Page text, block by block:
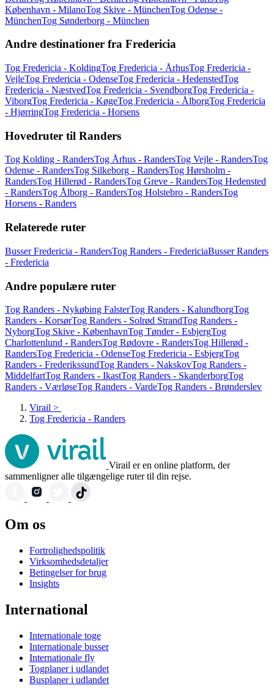
København - MilanoTog Skive - MünchenTog Odense -
MünchenTog Sønderborg - München
Andre destinationer fra Fredericia
Tog Fredericia - KoldingTog Fredericia - ÅrhusTog Fredericia -
VejleTog Fredericia - OdenseTog Fredericia - HedenstedTog
Fredericia - NæstvedTog Fredericia - SvendborgTog Fredericia -
ViborgTog Fredericia - KøgeTog Fredericia - ÅlborgTog Fredericia
- HjørringTog Fredericia - Horsens
Hovedruter til Randers
Tog Kolding - RandersTog Århus - RandersTog Vejle - RandersTog
Odense - RandersTog Silkeborg - RandersTog Hørsholm -
RandersTog Hillerød - RandersTog Greve - RandersTog Hedensted
- RandersTog Ålborg - RandersTog Holstebro - RandersTog
Horsens - Randers
Relaterede ruter
Busser Fredericia - RandersTog Randers - FredericiaBusser Randers
- Fredericia
Andre populære ruter
Tog Randers - Nykøbing FalsterTog Randers - KalundborgTog
Randers - KorsørTog Randers - Solrød StrandTog Randers -
NyborgTog Skive - KøbenhavnTog Tønder - EsbjergTog
Charlottenlund - RandersTog Rødovre - RandersTog Hillerød -
RandersTog Fredericia - OdenseTog Fredericia - EsbjergTog
Randers - FrederikssundTog Randers - NakskovTog Randers -
MiddelfartTog Randers - IkastTog Randers - SkanderborgTog
Randers - VærløseTog Randers - VardeTog Randers - Brønderslev
Virail >
Tog Fredericia - Randers
Virail er en online platform, der
sammenligner alle tilgængelige ruter til din rejse.
Om os
Fortrolighedspolitik
Virksomhedsdetaljer
Betingelser for brug
Insights
International
Internationale toge
Internationale busser
Internationale fly
Togplaner i udlandet
Busplaner i udlandet